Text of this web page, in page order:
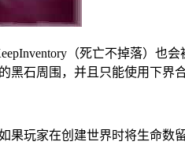
（死亡不掉落）也
黑石周围，并且只能使用下界
玩家在创建世界时将生命